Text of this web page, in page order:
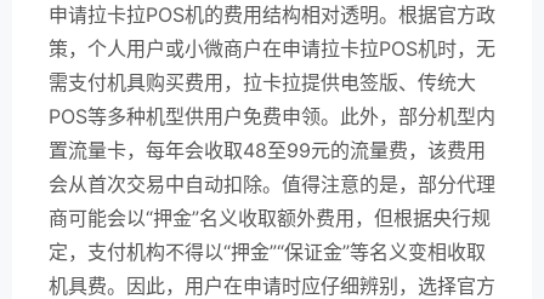
申请拉卡拉POS机的费用结构相对透明。根据官方政
策，个人用户或小微商户在申请拉卡拉POS机时，无
需支付机具购买费用，拉卡拉提供电签版、传统大
POS等多种机型供用户免费申领。此外，部分机型内
置流量卡，每年会收取48至99元的流量费，该费用
会从首次交易中自动扣除。值得注意的是，部分代理
商可能会以“押金”名义收取额外费用，但根据央行规
定，支付机构不得以“押金”“保证金”等名义变相收取
机具费。因此，用户在申请时应仔细辨别，选择官方